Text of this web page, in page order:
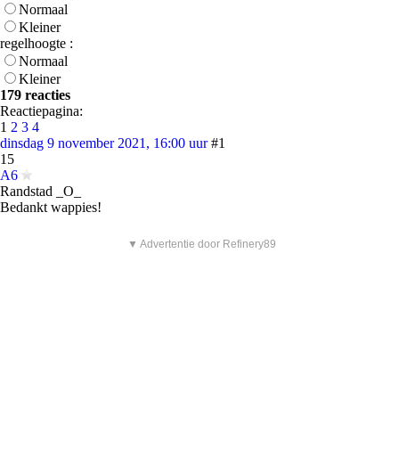
Normaal
Kleiner
regelhoogte :
Normaal
Kleiner
179 reacties
Reactiepagina:
1 2 3 4
dinsdag 9 november 2021, 16:00 uur #1
15
A6
Randstad _O_
Bedankt wappies!
▼ Advertentie door Refinery89